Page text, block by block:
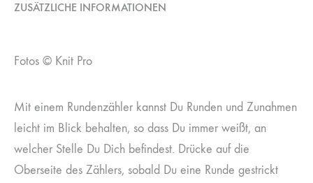
ZUSÄTZLICHE INFORMATIONEN
Fotos © Knit Pro
Mit einem Rundenzähler kannst Du Runden und Zunahmen
leicht im Blick behalten, so dass Du immer weißt, an
welcher Stelle Du Dich befindest. Drücke auf die
Oberseite des Zählers, sobald Du eine Runde gestrickt